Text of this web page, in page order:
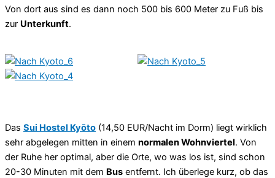
Von dort aus sind es dann noch 500 bis 600 Meter zu Fuß bis
zur Unterkunft.
Das Sui Hostel Kyōto (14,50 EUR/Nacht im Dorm) liegt wirklich
sehr abgelegen mitten in einem normalen Wohnviertel. Von
der Ruhe her optimal, aber die Orte, wo was los ist, sind schon
20-30 Minuten mit dem Bus entfernt. Ich überlege kurz, ob das